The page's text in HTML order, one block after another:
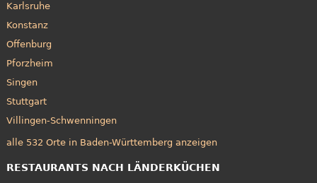
Karlsruhe
Konstanz
Offenburg
Pforzheim
Singen
Stuttgart
Villingen-Schwenningen
alle 532 Orte in Baden-Württemberg anzeigen
RESTAURANTS NACH LÄNDERKÜCHEN